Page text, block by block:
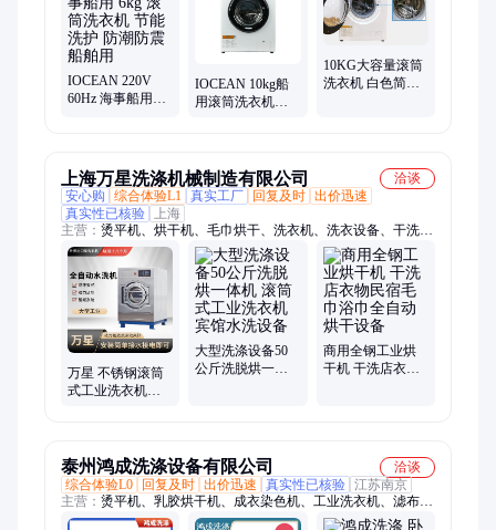
IOCEAN 220V
60Hz 海事船用
IOCEAN 10kg船
用滚筒洗衣机
10KG大容量滚筒
洗衣机 白色简约
上海万星洗涤机械制造有限公司
洽谈
安心购
综合体验L1 真实工厂 回复及时 出价迅速
真实性已核验
上海
主营： 烫平机、烘干机、毛巾烘干、洗衣机、洗衣设备、干洗设
备、烘干设备、洗涤设备、水洗机设备、石油干洗机、商用干洗
机、工业洗脱机、工业脱水机、封闭干洗机、洗衣房设备、工业
水洗机、手搓式洗鞋机、干洗店干洗机、洗衣水洗设备、不锈钢
洗脱机、四氯乙烯干洗机、商用单辊熨烫机
万星 不锈钢滚筒
式工业洗衣机设
大型洗涤设备50
公斤洗脱烘一体
商用全钢工业烘
干机 干洗店衣物
泰州鸿成洗涤设备有限公司
洽谈
综合体验L0
回复及时 出价迅速 真实性已核验 江苏南京
主营： 烫平机、乳胶烘干机、成衣染色机、工业洗衣机、滤布清
洗机、洗衣烘干机、工业脱水机、工业烘干机、床单折叠机、全